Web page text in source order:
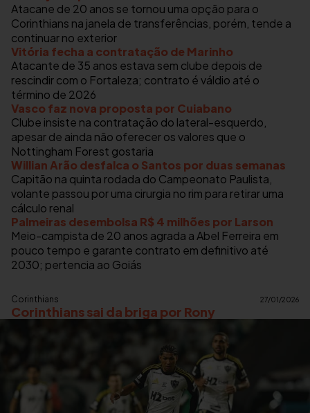
Atacane de 20 anos se tornou uma opção para o
Corinthians na janela de transferências, porém, tende a
continuar no exterior
Vitória fecha a contratação de Marinho
Atacante de 35 anos estava sem clube depois de
rescindir com o Fortaleza; contrato é váldio até o
término de 2026
Vasco faz nova proposta por Cuiabano
Clube insiste na contratação do lateral-esquerdo,
apesar de ainda não oferecer os valores que o
Nottingham Forest gostaria
Willian Arão desfalca o Santos por duas semanas
Capitão na quinta rodada do Campeonato Paulista,
volante passou por uma cirurgia no rim para retirar uma
cálculo renal
Palmeiras desembolsa R$ 4 milhões por Larson
Meio-campista de 20 anos agrada a Abel Ferreira em
pouco tempo e garante contrato em definitivo até
2030; pertencia ao Goiás
Corinthians 27/01/2026
Corinthians sai da briga por Rony